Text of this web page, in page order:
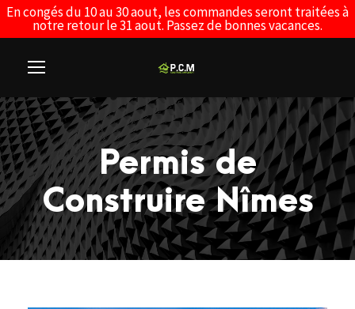
En congés du 10 au 30 aout, les commandes seront traitées à
notre retour le 31 aout. Passez de bonnes vacances.
Permis de
Construire Nîmes